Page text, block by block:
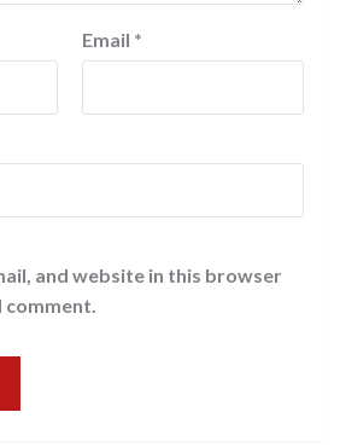
Email *
and website in this browser
comment.